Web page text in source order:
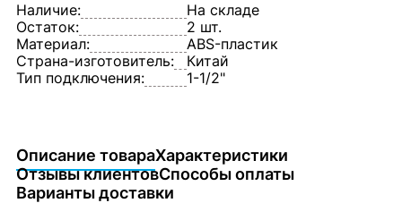
Наличие:
На складе
Остаток:
2 шт.
Материал:
ABS-пластик
Страна-изготовитель:
Китай
Тип подключения:
1-1/2"
Описание товараХарактеристики
Отзывы клиентовСпособы оплаты
Варианты доставки